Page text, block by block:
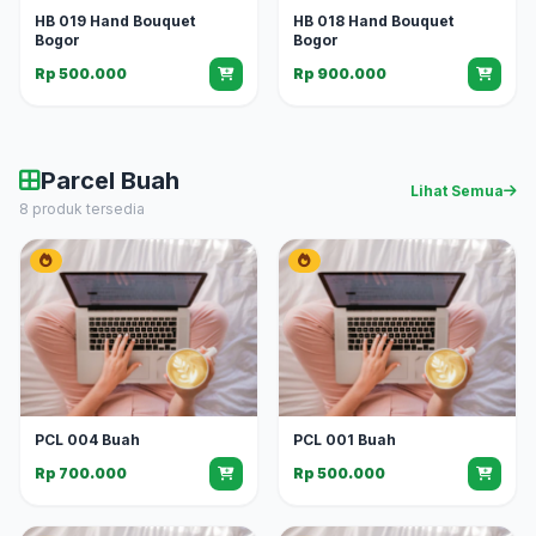
HB 019 Hand Bouquet
Bogor
Rp 500.000
HB 018 Hand Bouquet
Bogor
Rp 900.000
Parcel Buah
8 produk tersedia
Lihat Semua
PCL 004 Buah
Rp 700.000
PCL 001 Buah
Rp 500.000